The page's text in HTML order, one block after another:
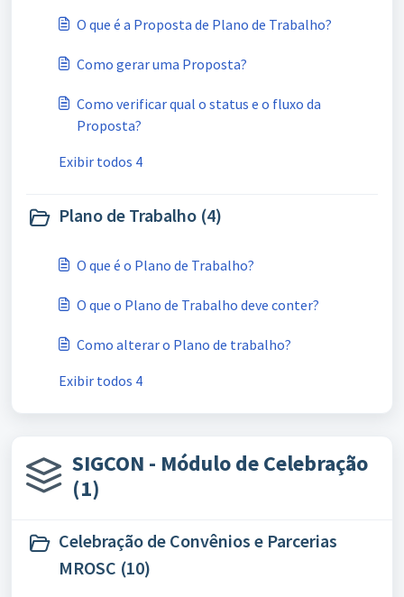
O que é a Proposta de Plano de Trabalho?
Como gerar uma Proposta?
Como verificar qual o status e o fluxo da
Proposta?
Exibir todos 4
Plano de Trabalho (4)
O que é o Plano de Trabalho?
O que o Plano de Trabalho deve conter?
Como alterar o Plano de trabalho?
Exibir todos 4
SIGCON - Módulo de Celebração
(1)
Celebração de Convênios e Parcerias
MROSC (10)